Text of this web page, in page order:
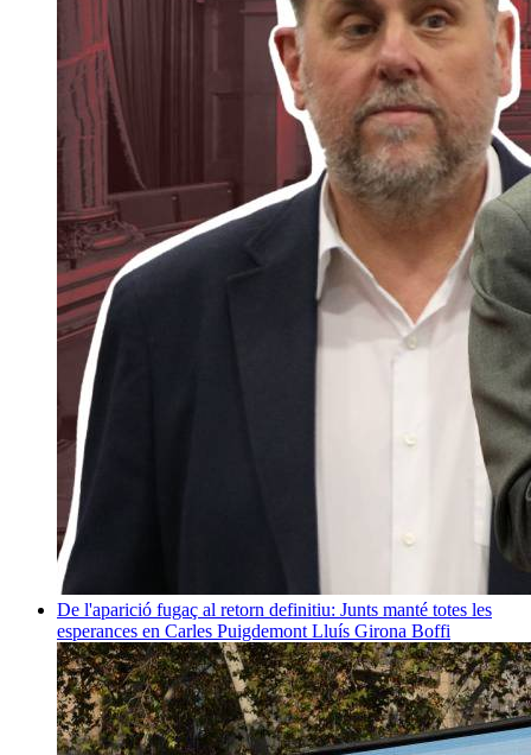
De l'aparició fugaç al retorn definitiu: Junts manté totes les
esperances en Carles Puigdemont Lluís Girona Boffi